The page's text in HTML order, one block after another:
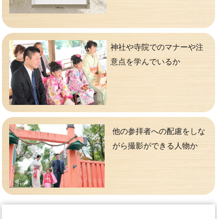
神社や寺院でのマナーや注
意点を学んでいるか
他の参拝者への配慮をしな
がら撮影ができる人物か